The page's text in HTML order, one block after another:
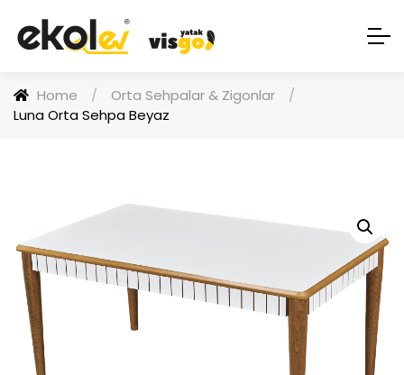
Home / Orta Sehpalar & Zigonlar
/
Luna Orta Sehpa Beyaz